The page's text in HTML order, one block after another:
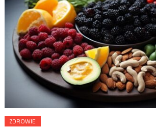
ZDROWIE